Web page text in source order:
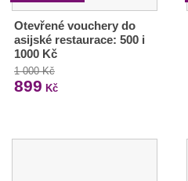
Otevřené vouchery do
asijské restaurace: 500 i
1000 Kč
1 000 Kč
899 Kč